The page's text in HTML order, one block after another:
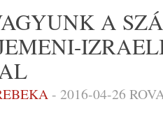
A
- 2016-04-26